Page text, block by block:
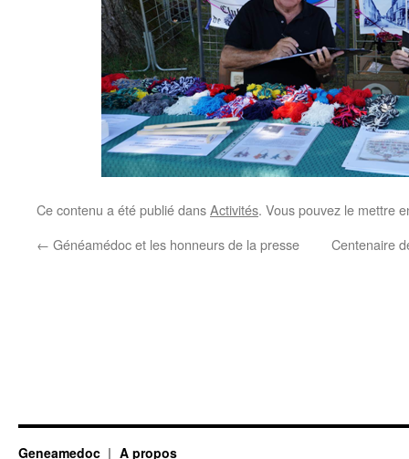
Ce contenu a été publié dansActivités. Vous pouvez le mettre
← Généamédoc et les honneurs de la presse Centenaire
Geneamedoc A propos